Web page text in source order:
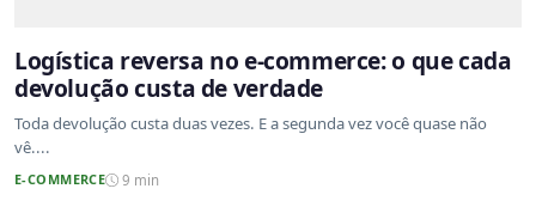
Logística reversa no e-commerce: o que cada
devolução custa de verdade
Toda devolução custa duas vezes. E a segunda vez você quase não
vê....
E-COMMERCE 9 min